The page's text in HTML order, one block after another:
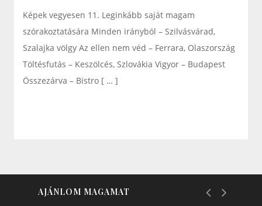
Képek vegyesen 11. Leginkább saját magam
szórakoztatására Minden irányból – Szilvásvárad,
Szalajka völgy Az ellen nem véd – Ferrara, Olaszország
Töltésfutás – Keszölcés, Szlovákia Vigyor – Budapest
Összezárva – Bistro [ … ]
AJÁNLOM MAGAMAT